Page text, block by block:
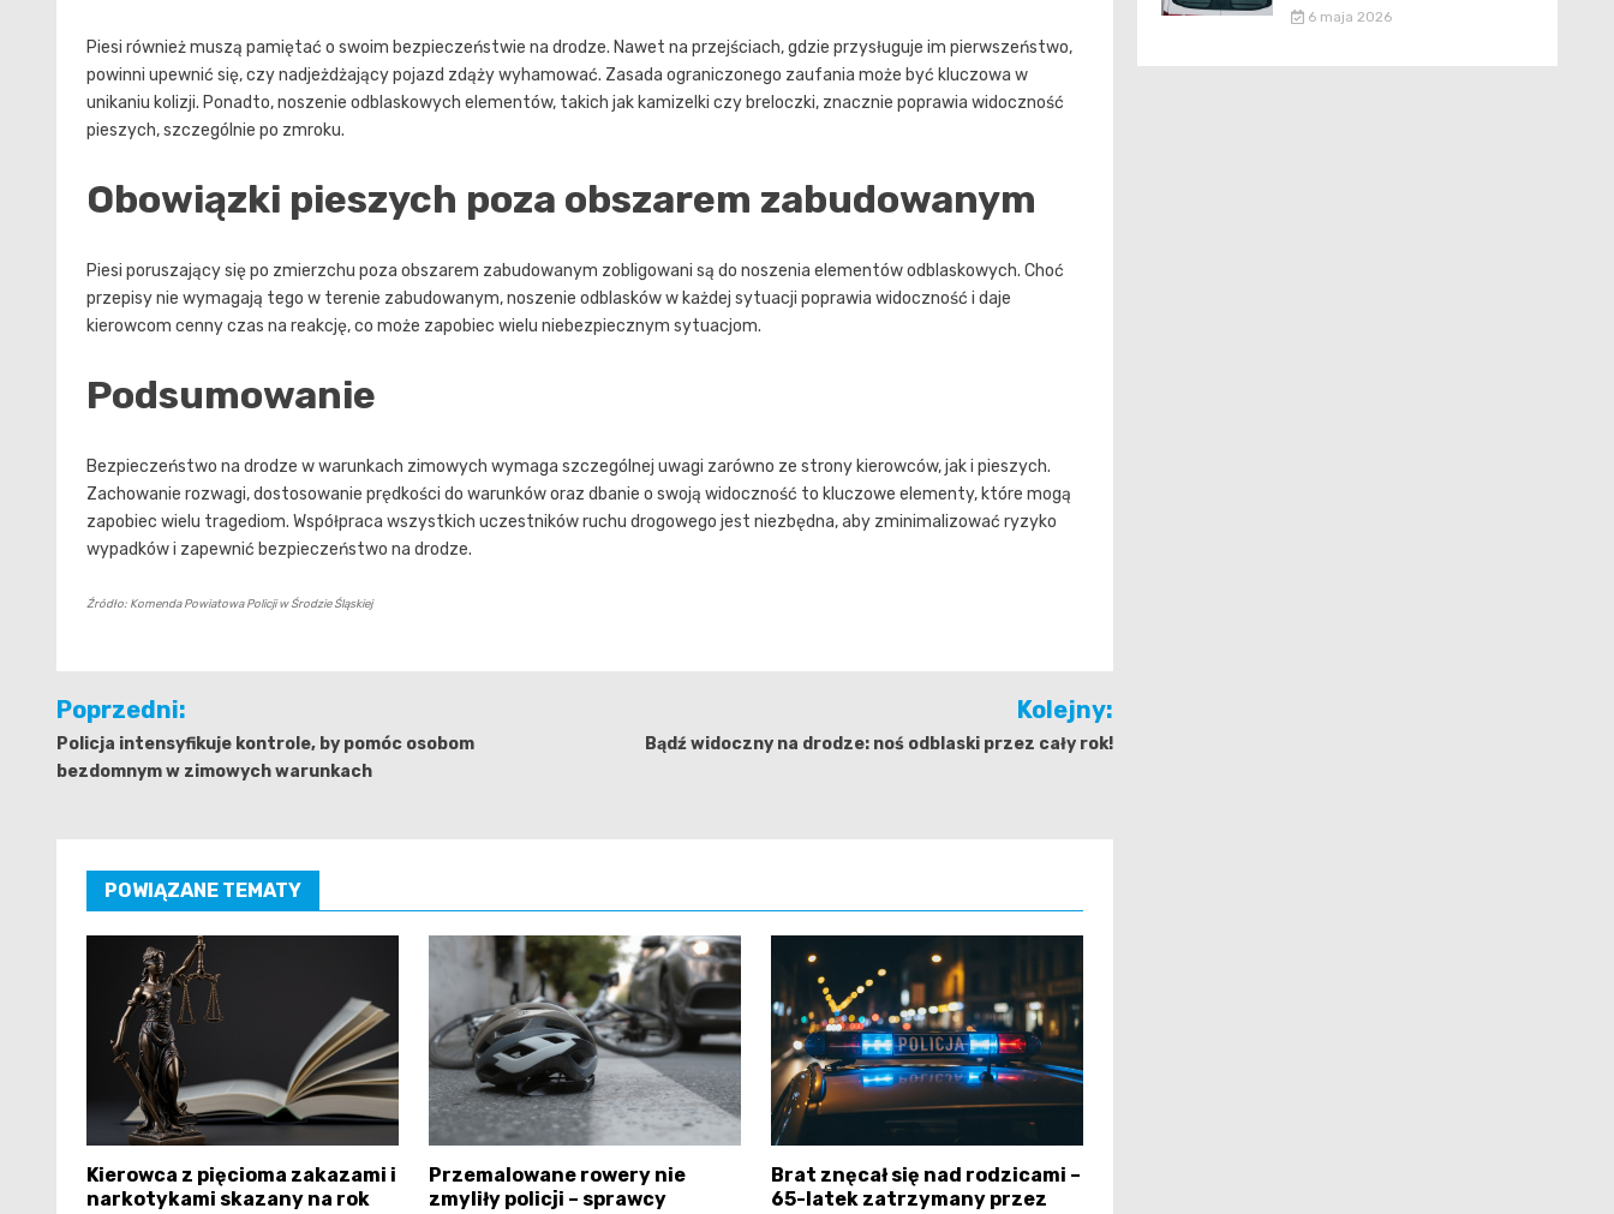
Piesi również muszą pamiętać o swoim bezpieczeństwie na drodze. Nawet na przejściach, gdzie przysługuje im pierwszeństwo,
powinni upewnić się, czy nadjeżdżający pojazd zdąży wyhamować. Zasada ograniczonego zaufania może być kluczowa w
unikaniu kolizji. Ponadto, noszenie odblaskowych elementów, takich jak kamizelki czy breloczki, znacznie poprawia widoczność
pieszych, szczególnie po zmroku.
Obowiązki pieszych poza obszarem zabudowanym
Piesi poruszający się po zmierzchu poza obszarem zabudowanym zobligowani są do noszenia elementów odblaskowych. Choć
przepisy nie wymagają tego w terenie zabudowanym, noszenie odblasków w każdej sytuacji poprawia widoczność i daje
kierowcom cenny czas na reakcję, co może zapobiec wielu niebezpiecznym sytuacjom.
Podsumowanie
Bezpieczeństwo na drodze w warunkach zimowych wymaga szczególnej uwagi zarówno ze strony kierowców, jak i pieszych.
Zachowanie rozwagi, dostosowanie prędkości do warunków oraz dbanie o swoją widoczność to kluczowe elementy, które mogą
zapobiec wielu tragediom. Współpraca wszystkich uczestników ruchu drogowego jest niezbędna, aby zminimalizować ryzyko
wypadków i zapewnić bezpieczeństwo na drodze.
Źródło: Komenda Powiatowa Policji w Środzie Śląskiej
Nawigacja
wpisu
Poprzedni:
Policja intensyfikuje kontrole, by pomóc osobom
bezdomnym w zimowych warunkach
Kolejny:
Bądź widoczny na drodze: noś odblaski przez cały rok!
POWIĄZANE TEMATY
Kierowca z pięcioma zakazami i
narkotykami skazany na rok
Przemalowane rowery nie
zmyliły policji – sprawcy
Brat znęcał się nad rodzicami –
65-latek zatrzymany przez
6 maja 2026